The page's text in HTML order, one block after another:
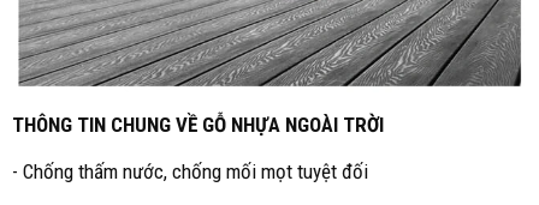
THÔNG TIN CHUNG VỀ GỖ NHỰA NGOÀI TRỜI
- Chống thấm nước, chống mối mọt tuyệt đối